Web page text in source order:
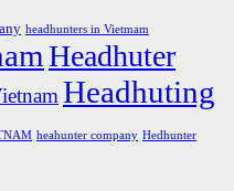
headhunters in Vietmam
Headhuter
Headhuting
heahunter company Hedhunter